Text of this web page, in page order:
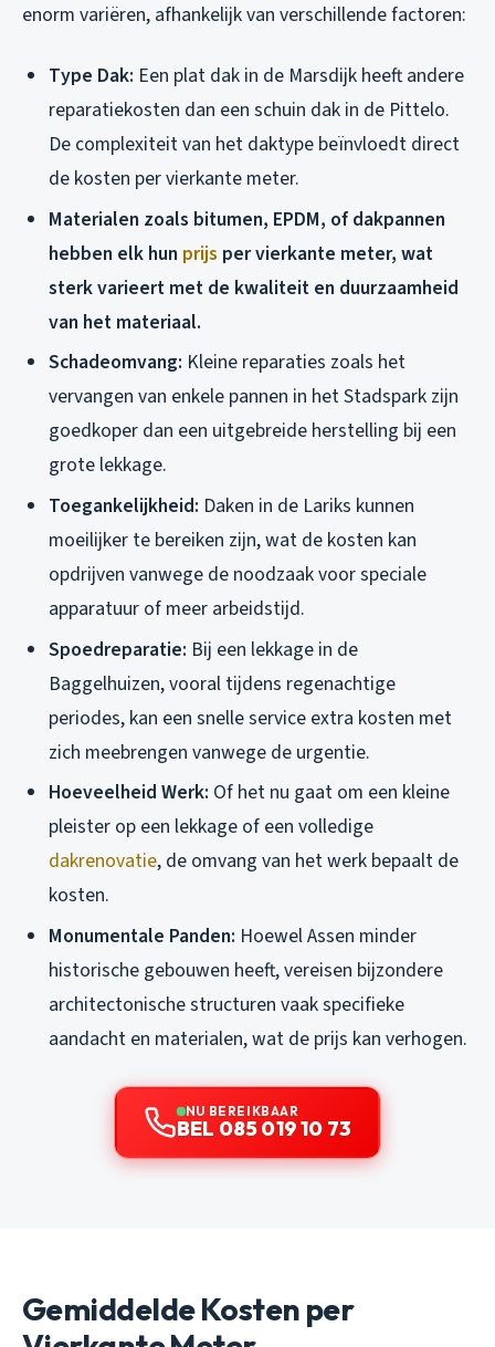
enorm variëren, afhankelijk van verschillende factoren:
Type Dak: Een plat dak in de Marsdijk heeft andere
reparatiekosten dan een schuin dak in de Pittelo.
De complexiteit van het daktype beïnvloedt direct
de kosten per vierkante meter.
Materialen zoals bitumen, EPDM, of dakpannen
hebben elk hun prijs per vierkante meter, wat
sterk varieert met de kwaliteit en duurzaamheid
van het materiaal.
Schadeomvang: Kleine reparaties zoals het
vervangen van enkele pannen in het Stadspark zijn
goedkoper dan een uitgebreide herstelling bij een
grote lekkage.
Toegankelijkheid: Daken in de Lariks kunnen
moeilijker te bereiken zijn, wat de kosten kan
opdrijven vanwege de noodzaak voor speciale
apparatuur of meer arbeidstijd.
Spoedreparatie: Bij een lekkage in de
Baggelhuizen, vooral tijdens regenachtige
periodes, kan een snelle service extra kosten met
zich meebrengen vanwege de urgentie.
Hoeveelheid Werk: Of het nu gaat om een kleine
pleister op een lekkage of een volledige
dakrenovatie, de omvang van het werk bepaalt de
kosten.
Monumentale Panden: Hoewel Assen minder
historische gebouwen heeft, vereisen bijzondere
architectonische structuren vaak specifieke
aandacht en materialen, wat de prijs kan verhogen.
NU BEREIKBAAR
BEL 085 019 10 73
Gemiddelde Kosten per